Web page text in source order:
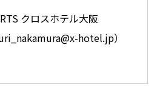
クロスホテル大阪
hotel.jp）